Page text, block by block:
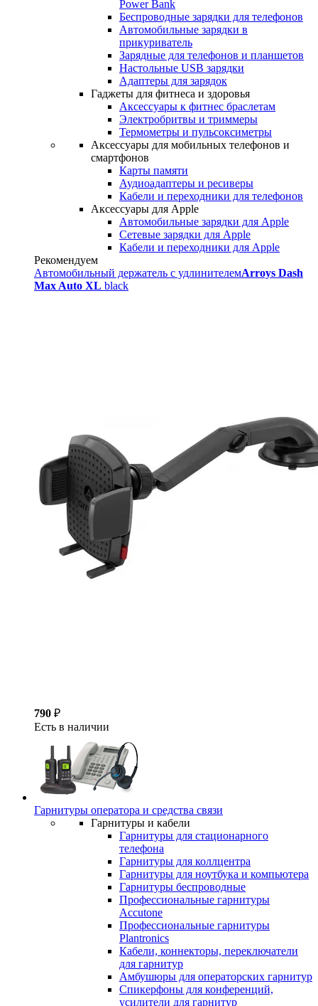
Power Bank
Беспроводные зарядки для телефонов
Автомобильные зарядки в
прикуриватель
Зарядные для телефонов и планшетов
Настольные USB зарядки
Адаптеры для зарядок
Гаджеты для фитнеса и здоровья
Аксессуары к фитнес браслетам
Электробритвы и триммеры
Термометры и пульсоксиметры
Аксессуары для мобильных телефонов и
смартфонов
Карты памяти
Аудиоадаптеры и ресиверы
Кабели и переходники для телефонов
Аксессуары для Apple
Автомобильные зарядки для Apple
Сетевые зарядки для Apple
Кабели и переходники для Apple
Рекомендуем
Автомобильный держатель с удлинителемArroys Dash
Max Auto XL black
790 ₽
Есть в наличии
Гарнитуры оператора и средства связи
Гарнитуры и кабели
Гарнитуры для стационарного
телефона
Гарнитуры для коллцентра
Гарнитуры для ноутбука и компьютера
Гарнитуры беспроводные
Профессиональные гарнитуры
Accutone
Профессиональные гарнитуры
Plantronics
Кабели, коннекторы, переключатели
для гарнитур
Амбушюры для операторских гарнитур
Cпикерфоны для конференций,
усилители для гарнитур